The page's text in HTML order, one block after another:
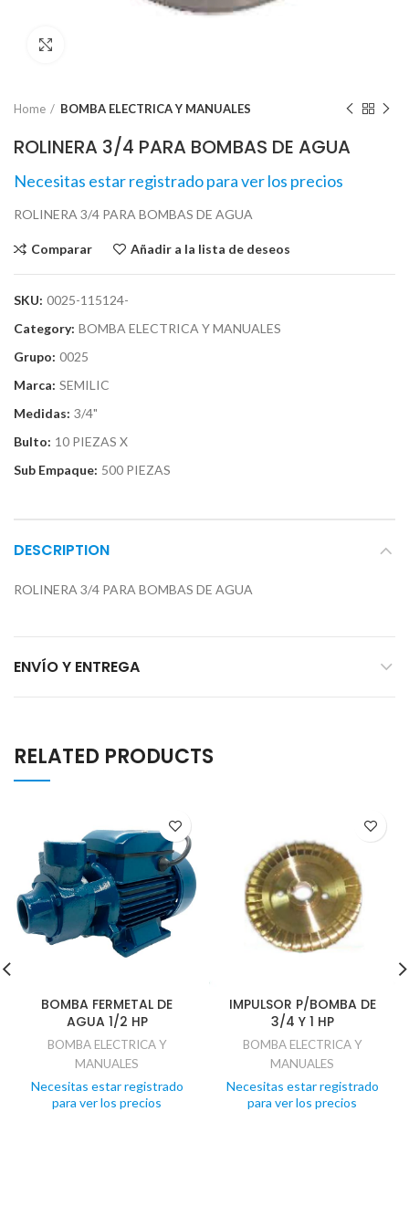
Home BOMBA ELECTRICA Y MANUALES
ROLINERA 3/4 PARA BOMBAS DE AGUA
Necesitas estar registrado para ver los precios
ROLINERA 3/4 PARA BOMBAS DE AGUA
Comparar Añadir a la lista de deseos
SKU: 0025-115124-
Category: BOMBA ELECTRICA Y MANUALES
Grupo: 0025
Marca: SEMILIC
Medidas: 3/4"
Bulto: 10 PIEZAS X
Sub Empaque: 500 PIEZAS
DESCRIPTION
ROLINERA 3/4 PARA BOMBAS DE AGUA
ENVÍO Y ENTREGA
RELATED PRODUCTS
BOMBA FERMETAL DE
AGUA 1/2 HP
BOMBA ELECTRICA Y
MANUALES
Necesitas estar registrado
para ver los precios
IMPULSOR P/BOMBA DE
3/4 Y 1 HP
BOMBA ELECTRICA Y
MANUALES
Necesitas estar registrado
para ver los precios